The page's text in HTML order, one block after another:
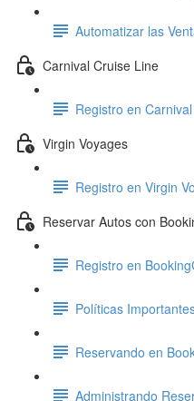
Automatizar las
Carnival Cruise Line
Registro en Carnival
Virgin Voyages
Registro en Virgin
Reservar Autos con
Registro en
Políticas
Reservando en
Administrando